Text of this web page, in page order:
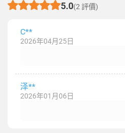
5.0(2 評價)
C**
2026年04月25日
泽**
2026年01月06日